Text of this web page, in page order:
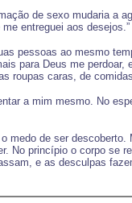
de sexo mudaria a
entreguei aos desejos.”
pessoas ao mesmo
para Deus me
roupas caras, de
a mim mesmo. No
medo de ser
No princípio o corpo se
e as desculpas